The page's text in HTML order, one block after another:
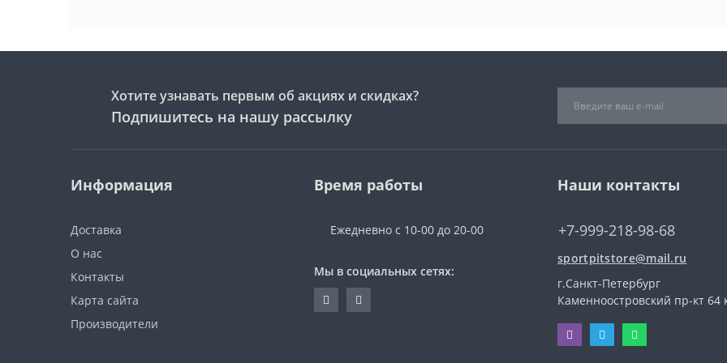
Хотите узнавать первым об акциях и скидках?
Подпишитесь на нашу рассылку
Информация
Доставка
О нас
Контакты
Карта сайта
Производители
Время работы
Ежедневно с 10-00 до 20-00
Мы в социальных сетях:
Наши контакты
+7-999-218-98-68
sportpitstore@mail.ru
г.Санкт-Петербург
Каменноостровский пр-кт 64